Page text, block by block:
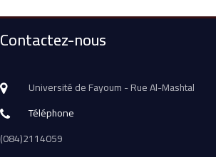
Contactez-nous
Université de Fayoum - Rue Al-Mashtal
Téléphone
(084)2114059